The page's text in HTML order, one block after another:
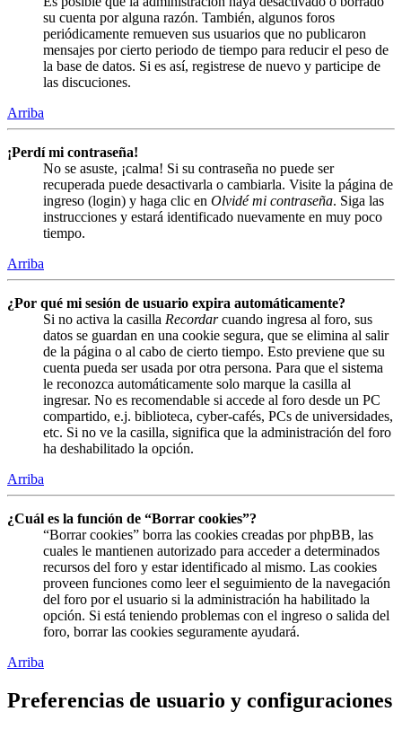
su cuenta por alguna razón. También, algunos foros
periódicamente remueven sus usuarios que no publicaron
mensajes por cierto periodo de tiempo para reducir el peso de
la base de datos. Si es así, registrese de nuevo y participe de
las discuciones.
Arriba
¡Perdí mi contraseña!
No se asuste, ¡calma! Si su contraseña no puede ser
recuperada puede desactivarla o cambiarla. Visite la página de
ingreso (login) y haga clic en Olvidé mi contraseña. Siga las
instrucciones y estará identificado nuevamente en muy poco
tiempo.
Arriba
¿Por qué mi sesión de usuario expira automáticamente?
Si no activa la casilla Recordarcuando ingresa al foro, sus
datos se guardan en una cookie segura, que se elimina al salir
de la página o al cabo de cierto tiempo. Esto previene que su
cuenta pueda ser usada por otra persona. Para que el sistema
le reconozca automáticamente solo marque la casilla al
ingresar. No es recomendable si accede al foro desde un PC
compartido, e.j. biblioteca, cyber-cafés, PCs de universidades,
etc. Si no ve la casilla, significa que la administración del foro
ha deshabilitado la opción.
Arriba
¿Cuál es la función de “Borrar cookies”?
“Borrar cookies” borra las cookies creadas por phpBB, las
cuales le mantienen autorizado para acceder a determinados
recursos del foro y estar identificado al mismo. Las cookies
proveen funciones como leer el seguimiento de la navegación
del foro por el usuario si la administración ha habilitado la
opción. Si está teniendo problemas con el ingreso o salida del
foro, borrar las cookies seguramente ayudará.
Arriba
Preferencias de usuario y configuraciones